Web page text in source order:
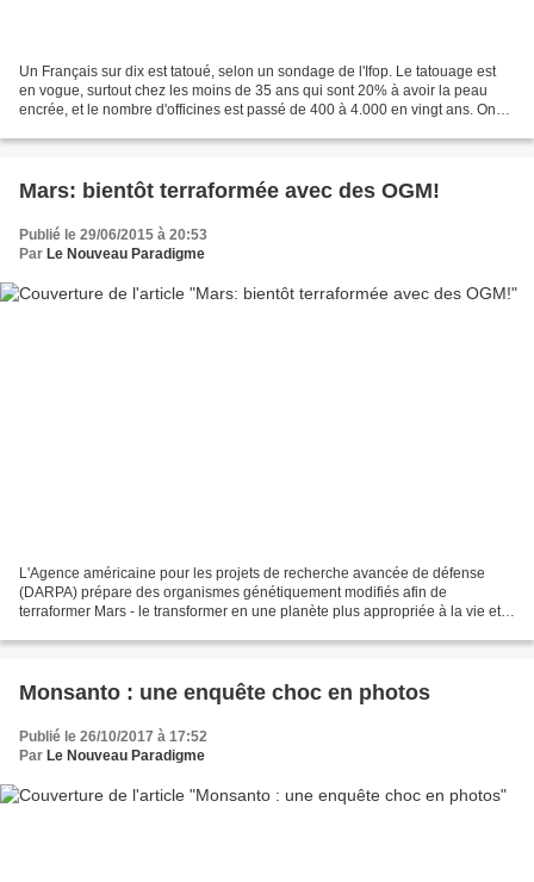
Un Français sur dix est tatoué, selon un sondage de l'Ifop. Le tatouage est
en vogue, surtout chez les moins de 35 ans qui sont 20% à avoir la peau
encrée, et le nombre d'officines est passé de 400 à 4.000 en vingt ans. On
Mars: bientôt terraformée avec des OGM!
Publié le 29/06/2015 à 20:53
Par Le Nouveau Paradigme
L'Agence américaine pour les projets de recherche avancée de défense
(DARPA) prépare des organismes génétiquement modifiés afin de
terraformer Mars - le transformer en une planète plus appropriée à la vie et
Monsanto : une enquête choc en photos
Publié le 26/10/2017 à 17:52
Par Le Nouveau Paradigme